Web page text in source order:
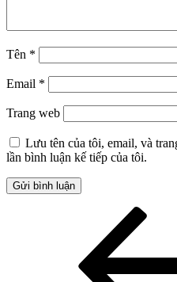
Tên *
Email *
Trang web
Lưu tên của tôi, email, và
lần bình luận kế tiếp của tôi.